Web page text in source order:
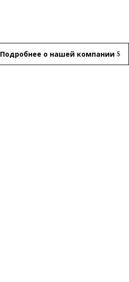
Подробнее о нашей компании